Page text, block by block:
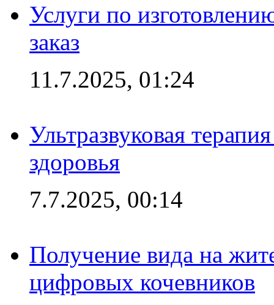
Услуги по
заказ
11.7.2025, 01:24
Ультразвуковая
здоровья
7.7.2025, 00:14
Получение вида на
цифровых кочевников